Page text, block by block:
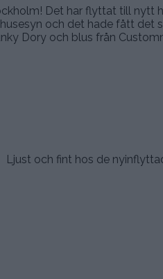
Det har flyttat till nytt
och det hade fått
Dory och blus från
Ljust och fint hos de